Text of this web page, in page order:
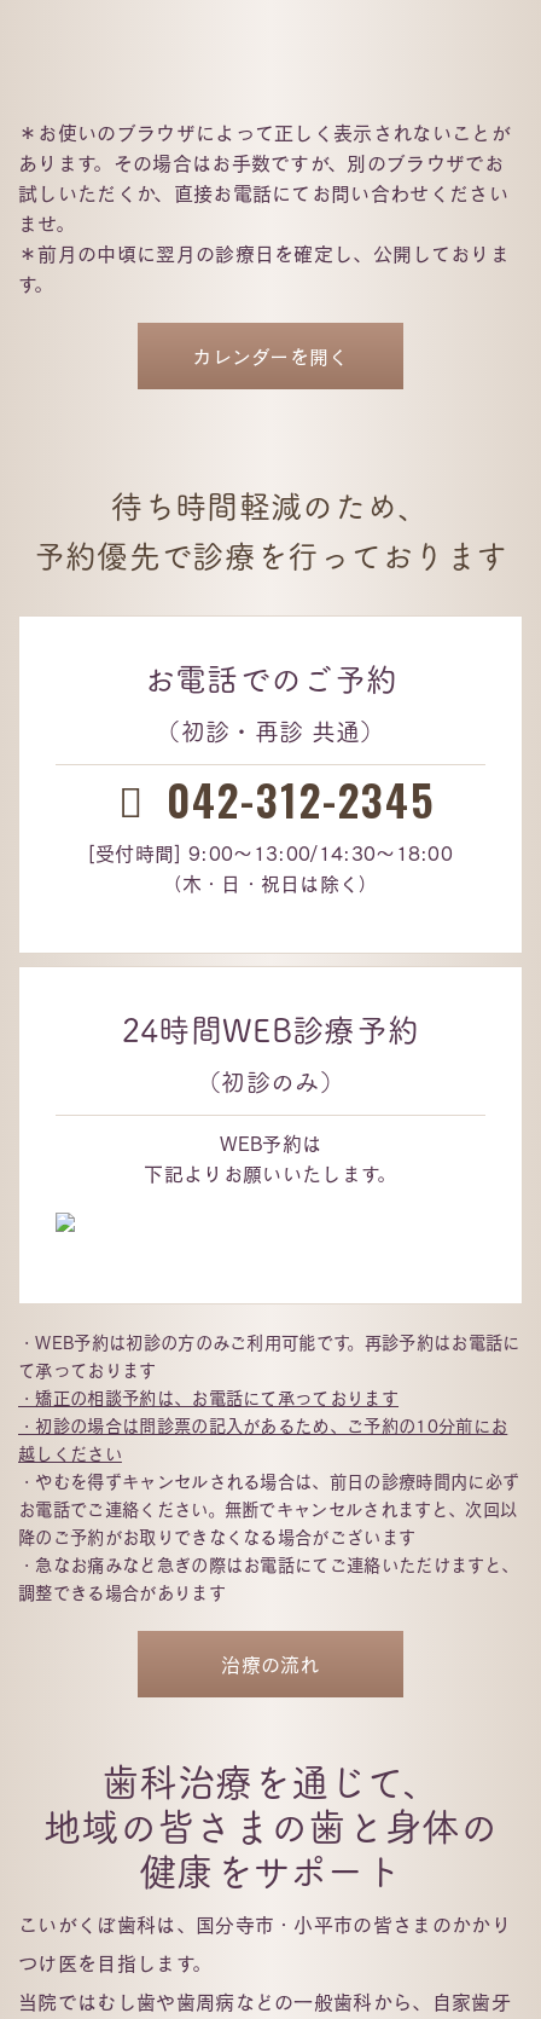
＊お使いのブラウザによって正しく表⽰されないことが
あります。その場合はお⼿数ですが、別のブラウザでお
試しいただくか、直接お電話にてお問い合わせください
ませ。
＊前月の中頃に翌月の診療日を確定し、公開しておりま
す。
カレンダーを開く
待ち時間軽減のため、
予約優先で診療を行っております
お電話でのご予約
（初診・再診 共通）
042-312-2345
[受付時間] 9:00～13:00/14:30～18:00
（⽊・⽇・祝⽇は除く）
24時間WEB診療予約
（初診のみ）
WEB予約は
下記よりお願いいたします。
・WEB予約は初診の方のみご利用可能です。再診予約はお電話に
て承っております
・矯正の相談予約は、お電話にて承っております
・初診の場合は問診票の記入があるため、ご予約の10分前にお
越しください
・やむを得ずキャンセルされる場合は、前日の診療時間内に必ず
お電話でご連絡ください。無断でキャンセルされますと、次回以
降のご予約がお取りできなくなる場合がございます
・急なお痛みなど急ぎの際はお電話にてご連絡いただけますと、
調整できる場合があります
治療の流れ
歯科治療を通じて、
地域の皆さまの歯と身体の
健康をサポート
こいがくぼ歯科は、国分寺市・小平市の皆さまのかかり
つけ医を目指します。
当院ではむし歯や歯周病などの一般歯科から、自家歯牙